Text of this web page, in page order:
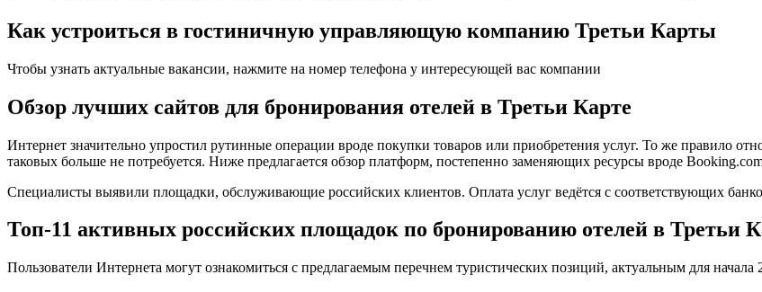
Как устроиться в гостиничную управляющую компанию Третьи Карты
Чтобы узнать актуальные вакансии, нажмите на номер телефона у интересующей вас компании
Обзор лучших сайтов для бронирования отелей в Третьи Карте
Интернет значительно упростил рутинные операции вроде покупки товаров или приобретения услуг. То же правило
таковых больше не потребуется. Ниже предлагается обзор платформ, постепенно заменяющих ресурсы вроде
Специалисты выявили площадки, обслуживающие российских клиентов. Оплата услуг ведётся с соответствующих
Топ-11 активных российских площадок по бронированию отелей в Третьи
Пользователи Интернета могут ознакомиться с предлагаемым перечнем туристических позиций, актуальным для начала